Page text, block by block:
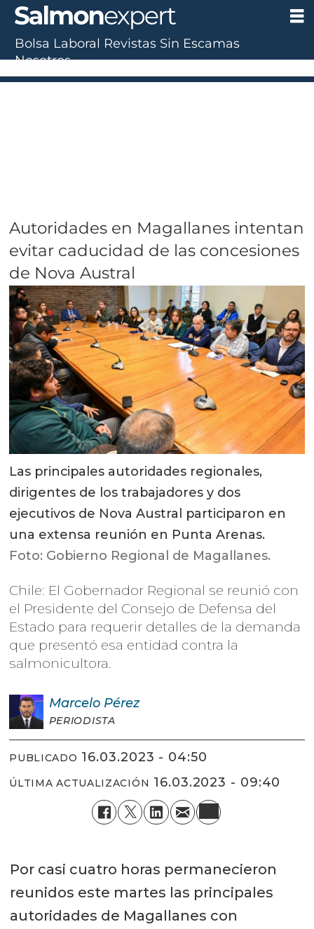
Autoridades en Magallanes intentan
evitar caducidad de las concesiones
de Nova Austral
Las principales autoridades regionales,
dirigentes de los trabajadores y dos
ejecutivos de Nova Austral participaron en
una extensa reunión en Punta Arenas.
Foto: Gobierno Regional de Magallanes.
Chile: El Gobernador Regional se reunió con
el Presidente del Consejo de Defensa del
Estado para requerir detalles de la demanda
que presentó esa entidad contra la
salmonicultora.
Marcelo Pérez
PERIODISTA
PUBLICADO 16.03.2023 - 04:50
ÚLTIMA ACTUALIZACIÓN 16.03.2023 - 09:40
Por casi cuatro horas permanecieron
reunidos este martes las principales
autoridades de Magallanes con
Bolsa Laboral Revistas Sin Escamas
Nosotros